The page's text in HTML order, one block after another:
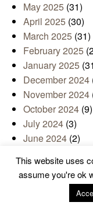
May 2025 (31)
April 2025 (30)
March 2025 (31)
February 2025
January 2025
December 2024
November 2024
October 2024 (9)
July 2024 (3)
June 2024 (2)
April 2024 (1)
March 2024(2)
February 2024
This website uses
assume you're ok